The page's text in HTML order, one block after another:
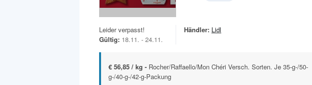
Leider verpasst!
Gültig: 18.11. - 24.11.
Händler: Lidl
€ 56,85 / kg - Rocher/Raffaello/Mon Chéri Versch. Sorten. Je 35-g-/50-
g-/40-g-/42-g-Packung